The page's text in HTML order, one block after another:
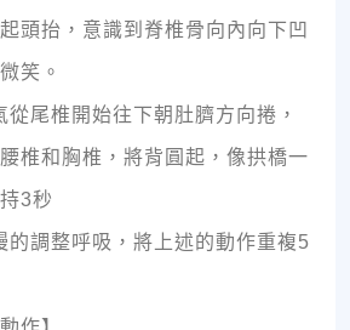
頭抬，意識到脊椎骨向內向下凹
笑。
尾椎開始往下朝肚臍方向捲，
椎和胸椎，將背圓起，像拱橋一
3秒
調整呼吸，將上述的動作重複5